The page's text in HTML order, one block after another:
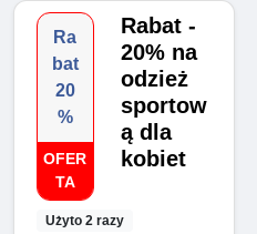
Ra
bat
20
%
OFER
TA
Użyto 2 razy
Rabat -
20% na
odzież
sportow
ą dla
kobiet